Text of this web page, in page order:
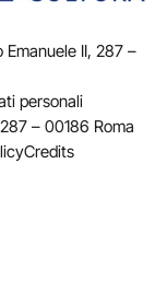
Emanuele II, 287 –
personali
– 00186 Roma
Credits